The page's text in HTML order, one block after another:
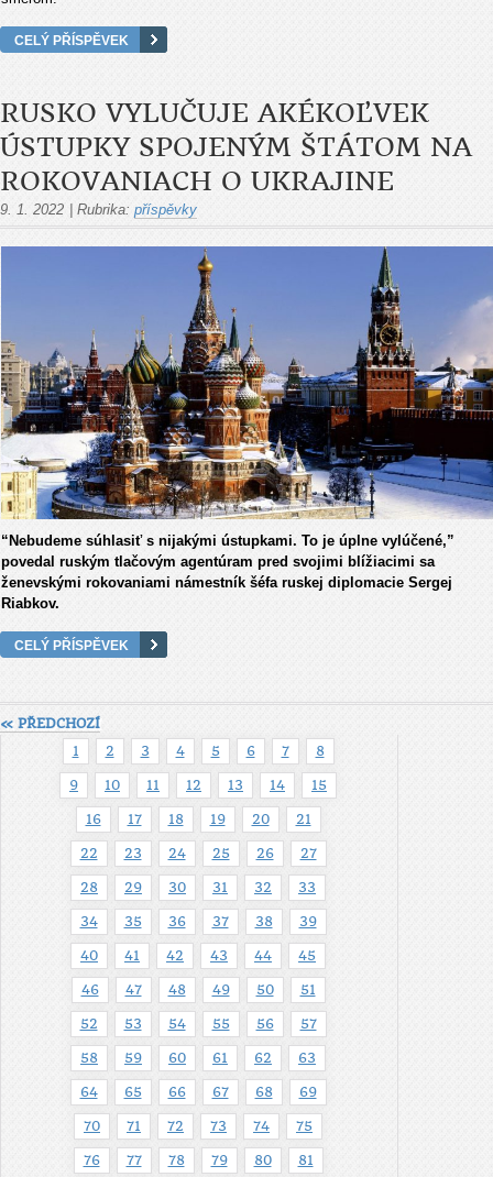
CELÝ PŘÍSPĚVEK
RUSKO VYLUČUJE AKÉKOĽVEK
ÚSTUPKY SPOJENÝM ŠTÁTOM NA
ROKOVANIACH O UKRAJINE
9. 1. 2022 | Rubrika: příspěvky
“Nebudeme súhlasiť s nijakými ústupkami. To je úplne vylúčené,”
povedal ruským tlačovým agentúram pred svojimi blížiacimi sa
ženevskými rokovaniami námestník šéfa ruskej diplomacie Sergej
Riabkov.
CELÝ PŘÍSPĚVEK
« PŘEDCHOZÍ
1
2 3 4 5 6 7 8
9 10 11 12 13 14 15
16 17 18 19 20 21
22 23 24 25 26 27
28 29 30 31 32 33
34 35 36 37 38 39
40 41 42 43 44 45
46 47 48 49 50 51
52 53 54 55 56 57
58 59 60 61 62 63
64 65 66 67 68 69
70 71 72 73 74 75
76 77 78 79 80 81